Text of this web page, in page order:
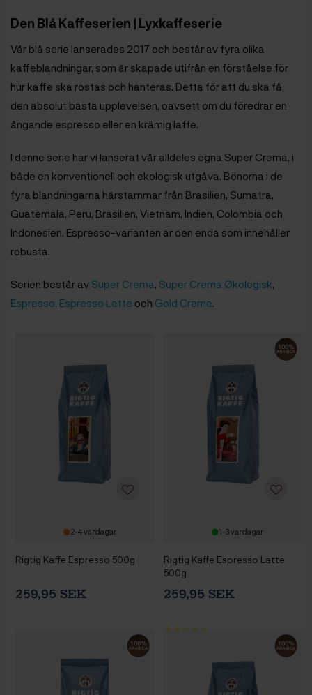
Den Blå Kaffeserien | Lyxkaffeserie
Vår blå serie lanserades 2017 och består av fyra olika
kaffeblandningar, som är skapade utifrån en förståelse för
hur kaffe ska rostas och hanteras. Detta för att du ska få
den absolut bästa upplevelsen, oavsett om du föredrar en
ångande espresso eller en krämig latte.
I denne serie har vi lanserat vår alldeles egna Super Crema, i
både en konventionell och ekologisk utgåva. Bönorna i de
fyra blandningarna härstammar från Brasilien, Sumatra,
Guatemala, Peru, Brasilien, Vietnam, Indien, Colombia och
Indonesien. Espresso-varianten är den enda som innehåller
robusta.
Serien består av Super Crema, Super Crema Økologisk,
Espresso, Espresso Latte och Gold Crema.
2-4 vardagar
Rigtig Kaffe Espresso 500g
259,95 SEK
1-3 vardagar
Rigtig Kaffe Espresso Latte
500g
259,95 SEK